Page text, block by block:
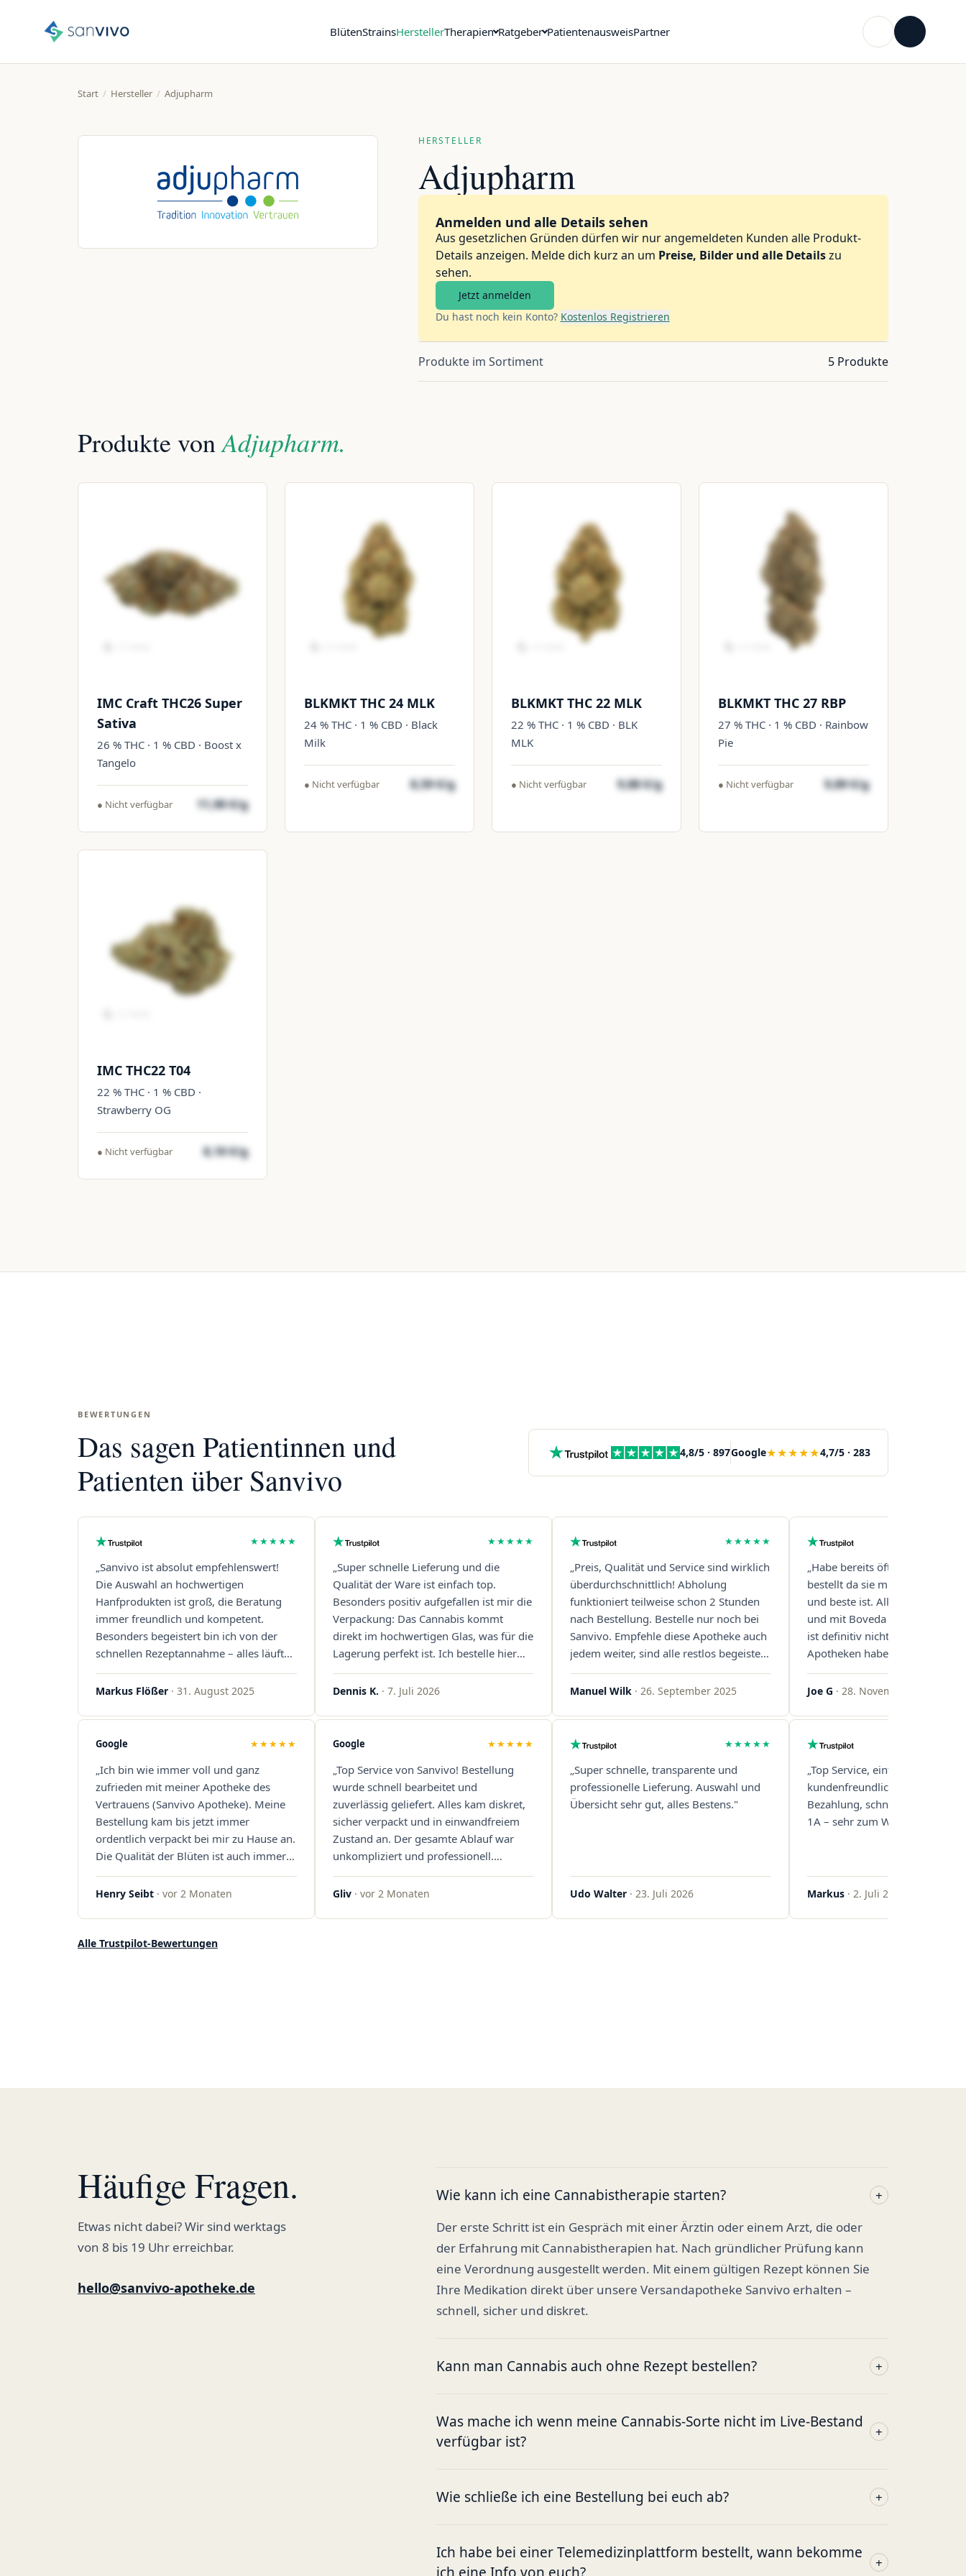
BlütenStrainsHerstellerTherapien Ratgeber PatientenausweisPartner
Start / Hersteller / Adjupharm
HERSTELLER
Adjupharm
Anmelden und alle Details sehen
Aus gesetzlichen Gründen dürfen wir nur angemeldeten Kunden alle Produkt-
Details anzeigen. Melde dich kurz an um Preise, Bilder und alle Detailszu
sehen.
Jetzt anmelden
Du hast noch kein Konto? Kostenlos Registrieren
Produkte im Sortiment 5 Produkte
Produkte vonAdjupharm.
IMC Craft THC26 Super
Sativa
26 % THC · 1 % CBD · Boost x
Tangelo
● Nicht verfügbar 11,90 €/g
BLKMKT THC 24 MLK
24 % THC · 1 % CBD · Black
Milk
● Nicht verfügbar 8,59 €/g
BLKMKT THC 22 MLK
22 % THC · 1 % CBD · BLK
MLK
● Nicht verfügbar 9,88 €/g
BLKMKT THC 27 RBP
27 % THC · 1 % CBD · Rainbow
Pie
● Nicht verfügbar 9,89 €/g
IMC THC22 T04
22 % THC · 1 % CBD ·
Strawberry OG
● Nicht verfügbar 8,10 €/g
BEWERTUNGEN
Das sagen Patientinnen und
Patienten über Sanvivo
4,8/5 · 897Google★★★★★4,7/5 · 283
★★★★★
„Sanvivo ist absolut empfehlenswert!
Die Auswahl an hochwertigen
Hanfprodukten ist groß, die Beratung
immer freundlich und kompetent.
Besonders begeistert bin ich von der
schnellen Rezeptannahme – alles läuft
unkompliziert und reibungslos. Auch die
Lieferungen sind extrem zügig, was mir
dass hier Qualität, Service und
Kundenzufriedenheit an erster Stelle
Sanvivo – ich bin rundum begeistert!"
Markus Flößer · 31. August 2025
★★★★★
„Super schnelle Lieferung und die
Qualität der Ware ist einfach top.
Besonders positiv aufgefallen ist mir die
Verpackung: Das Cannabis kommt
direkt im hochwertigen Glas, was für die
Lagerung perfekt ist. Ich bestelle hier
definitiv wieder!"
Dennis K. · 7. Juli 2026
★★★★★
„Preis, Qualität und Service sind wirklich
überdurchschnittlich! Abholung
funktioniert teilweise schon 2 Stunden
nach Bestellung. Bestelle nur noch bei
Sanvivo. Empfehle diese Apotheke auch
jedem weiter, sind alle restlos begeistert.
Immer wieder gern!"
Manuel Wilk · 26. September 2025
„Habe bereits öfter über diese
bestellt da sie mit Abstand die
und beste ist. Alles ist perfekt
und mit Boveda Pads in jedem
ist definitiv nicht die Norm, bei
Apotheken haben das nur zwei
gemacht. Bleibt so!"
Joe G · 28. November 2025
Google ★★★★★
„Ich bin wie immer voll und ganz
zufrieden mit meiner Apotheke des
Vertrauens (Sanvivo Apotheke). Meine
Bestellung kam bis jetzt immer
ordentlich verpackt bei mir zu Hause an.
Die Qualität der Blüten ist auch immer
auf einem hohen Niveau, die Auswahl
ist groß und die Preise sind fair. Die
Qualität. Ich bestelle hier schon länger
Henry Seibt · vor 2 Monaten
Google ★★★★★
„Top Service von Sanvivo! Bestellung
wurde schnell bearbeitet und
zuverlässig geliefert. Alles kam diskret,
sicher verpackt und in einwandfreiem
Zustand an. Der gesamte Ablauf war
unkompliziert und professionell.
Qualität und Kundenzufriedenheit
überzeugen auf ganzer Linie. Gerne
Gliv · vor 2 Monaten
★★★★★
„Super schnelle, transparente und
professionelle Lieferung. Auswahl und
Übersicht sehr gut, alles Bestens."
Udo Walter · 23. Juli 2026
„Top Service, einfache und
kundenfreundliche Abwicklung
Bezahlung, schnelle Lieferung.
1A – sehr zum
Markus · 2. Juli 2026
Alle Trustpilot-Bewertungen
Häufige Fragen.
Etwas nicht dabei? Wir sind werktags
von 8 bis 19 Uhr erreichbar.
hello@sanvivo-apotheke.de
Wie kann ich eine Cannabistherapie starten?
+
Der erste Schritt ist ein Gespräch mit einer Ärztin oder einem Arzt, die oder
der Erfahrung mit Cannabistherapien hat. Nach gründlicher Prüfung kann
eine Verordnung ausgestellt werden. Mit einem gültigen Rezept können Sie
Ihre Medikation direkt über unsere Versandapotheke Sanvivo erhalten –
schnell, sicher und diskret.
Kann man Cannabis auch ohne Rezept bestellen? +
Was mache ich wenn meine Cannabis-Sorte nicht im Live-Bestand
verfügbar ist?
+
Wie schließe ich eine Bestellung bei euch ab? +
Ich habe bei einer Telemedizinplattform bestellt, wann bekomme
+